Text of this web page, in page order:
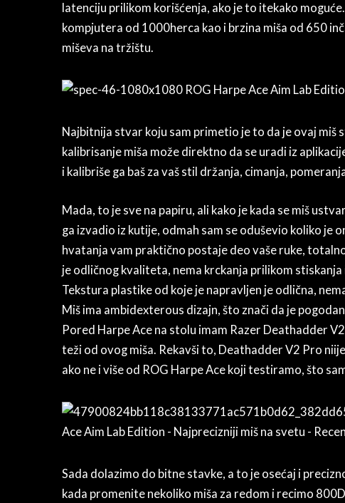
latenciju prilikom korišćenja, ako je to itekako
kompjutera od 1000herca kao i brzina miša od 650
miševa na tržištu.
Najbitnija stvar koju sam primetio je to da je ovaj miš
kalibrisanje miša može direktno da se uradi iz
i kalibriše ga baš za vaš stil držanja, cimanja,
Mada, to je sve na papiru, ali kako je kada se miš
ga izvadio iz kutije, odmah sam se oduševio koliko je
hvatanja vam praktično postaje deo vaše ruke,
je odličnog kvaliteta, nema krckanja prilikom
Tekstura plastike od koje je napravljen je odlična,
Miš ima ambidexterous dizajn, što znači da je
Pored Harpe Ace na stolu imam Razer Deathadder
teži od ovog miša. Rekavši to, Deathadder V2 Pro
ako ne i više od ROG Harpe Ace koji testiramo, što
Sada dolazimo do bitne stavke, a to je osećaj i
kada promenite nekoliko miša za redom i recimo